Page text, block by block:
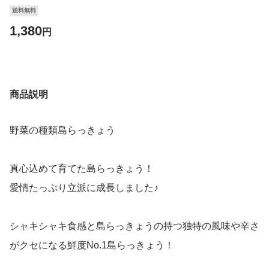
送料無料
1,380円
商品説明
野菜の種類島らっきょう
真心込めて育てた島らっきょう！
愛情たっぷり立派に成長しました♪
シャキシャキ食感と島らっきょうの持つ独特の風味や辛さ
がクセになる鮮度No.1島らっきょう！